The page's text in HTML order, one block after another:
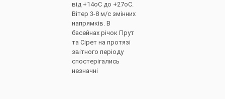
від +14оС до +27оС.
Вітер 3-8 м/с змінних
напрямків. В
басейнах річок Прут
та Сірет на протязі
звітного періоду
спостерігались
незначні